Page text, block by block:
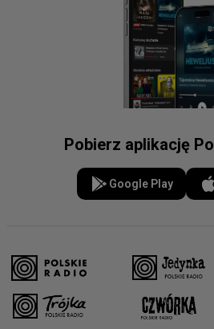
Pobierz aplikację
Google Play